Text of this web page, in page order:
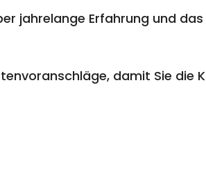
jahrelange Erfahrung und
damit Sie die